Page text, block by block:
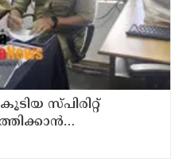
സ്പിരിറ്റ്
ഡെപ്യൂട്ടി